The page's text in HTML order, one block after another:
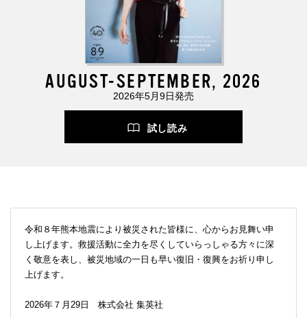
AUGUST-SEPTEMBER, 2026
2026年5月9日発売
試し読み
令和８年熊本地震により被災された皆様に、心からお見舞い申
し上げます。救援活動に全力を尽くしていらっしゃる方々に深
く敬意を表し、被災地域の一日も早い復旧・復興をお祈り申し
上げます。
2026年７月29日 株式会社 集英社